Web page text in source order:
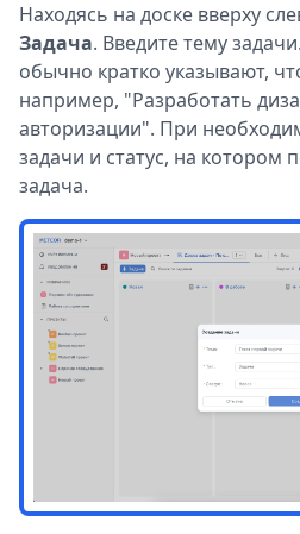
Находясь на доске вверху
Задача. Введите тему
обычно кратко указывают,
например, "Разработать
авторизации". При
задачи и статус, на котором
задача.